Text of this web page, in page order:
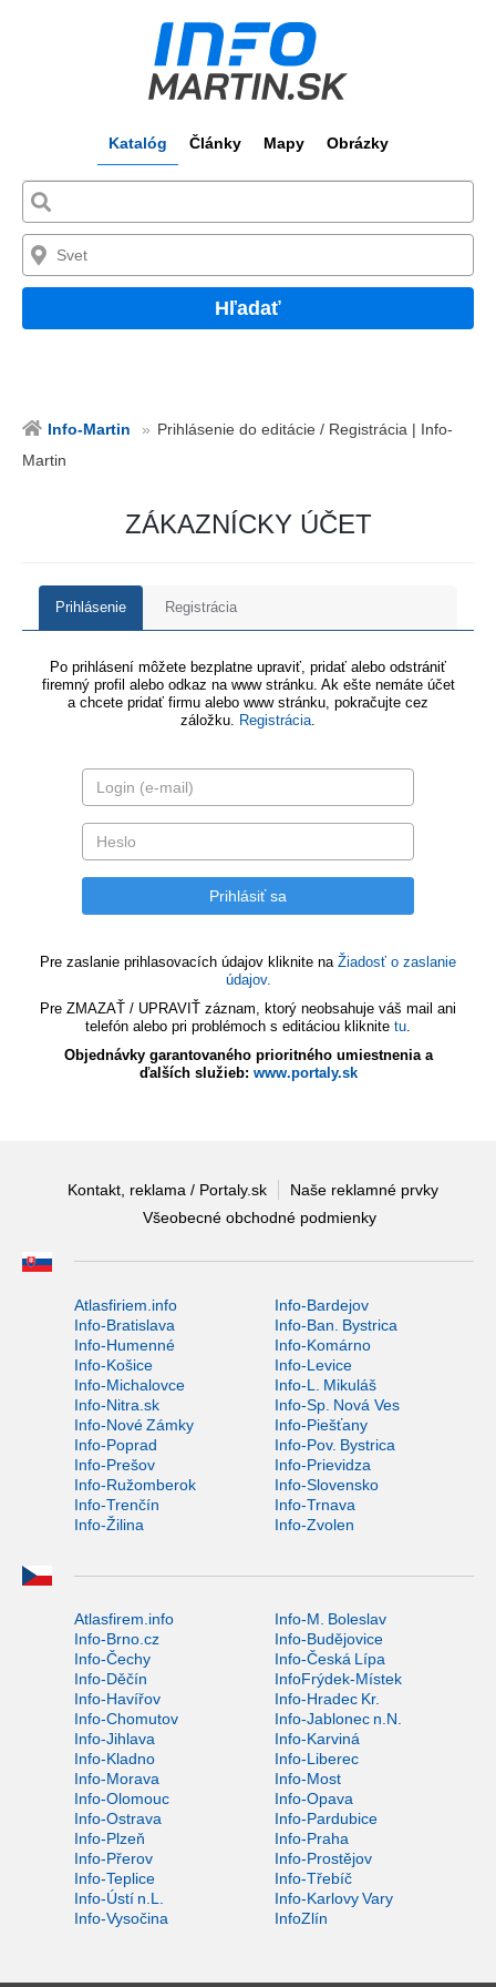
Katalóg Články Mapy Obrázky
Hľadať
Info-Martin
Prihlásenie do editácie / Registrácia | Info-
Martin
ZÁKAZNÍCKY ÚČET
Prihlásenie Registrácia
Po prihlásení môžete bezplatne upraviť, pridať alebo odstrániť
firemný profil alebo odkaz na www stránku. Ak ešte nemáte účet
a chcete pridať firmu alebo www stránku, pokračujte cez
záložku. Registrácia.
Pre zaslanie prihlasovacích údajov kliknite na Žiadosť o zaslanie
údajov.
Pre ZMAZAŤ / UPRAVIŤ záznam, ktorý neobsahuje váš mail ani
telefón alebo pri problémoch s editáciou kliknite tu.
Objednávky garantovaného prioritného umiestnenia a
ďalších služieb: www.portaly.sk
Kontakt, reklama / Portaly.sk
Naše reklamné prvky
Všeobecné obchodné podmienky
Atlasfiriem.info
Info-Bardejov
Info-Bratislava
Info-Ban. Bystrica
Info-Humenné
Info-Komárno
Info-Košice
Info-Levice
Info-Michalovce
Info-L. Mikuláš
Info-Nitra.sk
Info-Sp. Nová Ves
Info-Nové Zámky
Info-Piešťany
Info-Poprad
Info-Pov. Bystrica
Info-Prešov
Info-Prievidza
Info-Ružomberok
Info-Slovensko
Info-Trenčín
Info-Trnava
Info-Žilina
Info-Zvolen
Atlasfirem.info
Info-M. Boleslav
Info-Brno.cz
Info-Budějovice
Info-Čechy
Info-Česká Lípa
Info-Děčín
InfoFrýdek-Místek
Info-Havířov
Info-Hradec Kr.
Info-Chomutov
Info-Jablonec n.N.
Info-Jihlava
Info-Karviná
Info-Kladno
Info-Liberec
Info-Morava
Info-Most
Info-Olomouc
Info-Opava
Info-Ostrava
Info-Pardubice
Info-Plzeň
Info-Praha
Info-Přerov
Info-Prostějov
Info-Teplice
Info-Třebíč
Info-Ústí n.L.
Info-Karlovy Vary
Info-Vysočina
InfoZlín